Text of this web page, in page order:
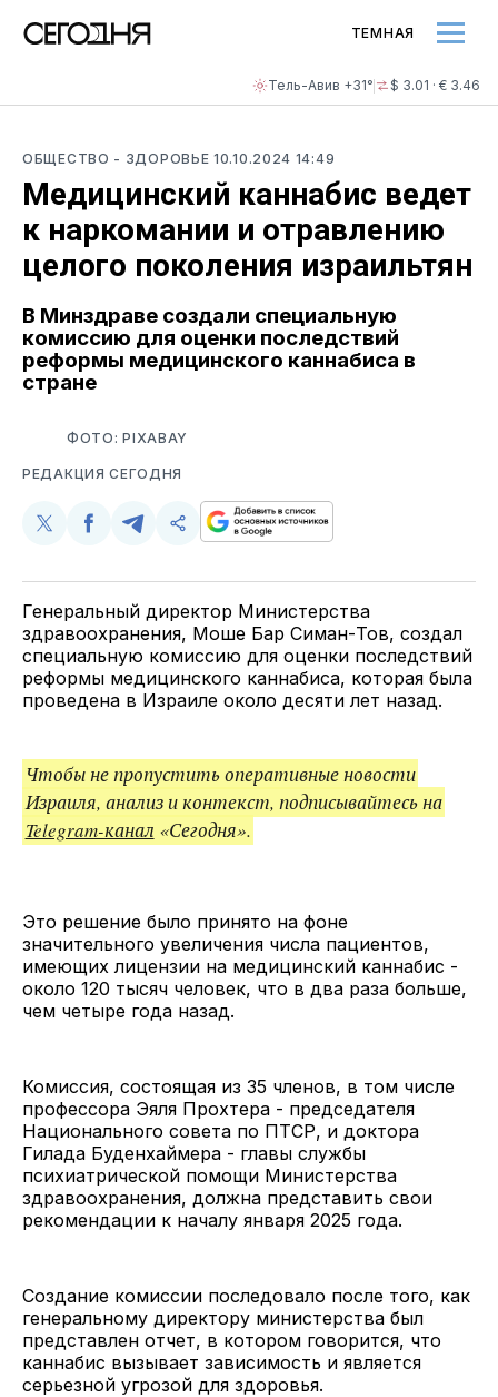
Тель-Авив +31° $ 3.01 · € 3.46
ТЕМНАЯ
ОБЩЕСТВО - ЗДОРОВЬЕ10.10.2024 14:49
Медицинский каннабис ведет
к наркомании и отравлению
целого поколения израильтян
В Минздраве создали специальную
комиссию для оценки последствий
реформы медицинского каннабиса в
стране
ФОТО: PIXABAY
РЕДАКЦИЯ СЕГОДНЯ
Поделиться
Twitter
Поделиться
Facebook
Поделиться
Telegram
Скопируйте
поделитесь
ссылкой
Генеральный директор Министерства
здравоохранения, Моше Бар Симан-Тов, создал
специальную комиссию для оценки последствий
реформы медицинского каннабиса, которая была
проведена в Израиле около десяти лет назад.
Чтобы не пропустить оперативные новости
Израиля, анализ и контекст, подписывайтесь на
Telegram-канал «Сегодня».
Это решение было принято на фоне
значительного увеличения числа пациентов,
имеющих лицензии на медицинский каннабис -
около 120 тысяч человек, что в два раза больше,
чем четыре года назад.
Комиссия, состоящая из 35 членов, в том числе
профессора Эяля Прохтера - председателя
Национального совета по ПТСР, и доктора
Гилада Буденхаймера - главы службы
психиатрической помощи Министерства
здравоохранения, должна представить свои
рекомендации к началу января 2025 года.
Создание комиссии последовало после того, как
генеральному директору министерства был
представлен отчет, в котором говорится, что
каннабис вызывает зависимость и является
серьезной угрозой для здоровья.